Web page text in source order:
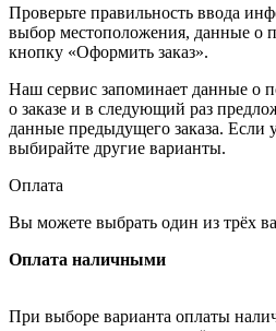
Проверьте правильность ввода
выбор местоположения, данные о
кнопку «Оформить заказ».
Наш сервис запоминает данные о
о заказе и в следующий раз
данные предыдущего заказа. Если
выбирайте другие варианты.
Оплата
Вы можете выбрать один из трёх
Оплата наличными
При выборе варианта оплаты